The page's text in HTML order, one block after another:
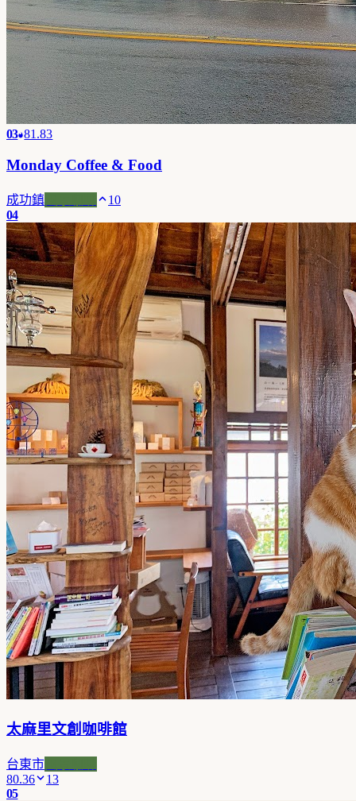
03 81.83
Monday Coffee & Food
成功鎮
10
04
太麻里文創咖啡館
台東市
80.36
13
05